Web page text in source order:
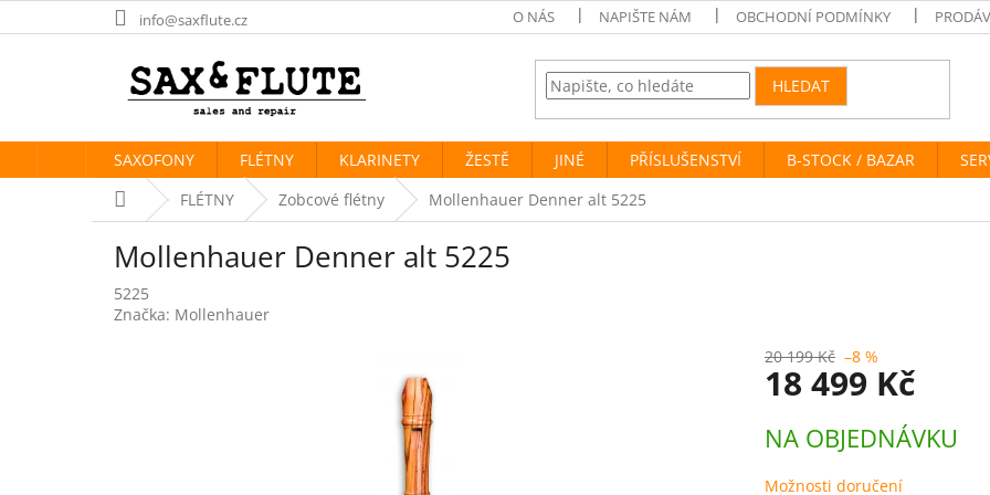
na
info@saxflute.cz O NÁS NAPIŠTE NÁM OBCHODNÍ PODMÍNKY
HLEDAT
SAXOFONY FLÉTNY KLARINETY ŽESTĚ JINÉ PŘÍSLUŠENSTVÍ B-STOCK / BAZAR
Domů FLÉTNY Zobcové flétny Mollenhauer Denner alt 5225
Mollenhauer Denner alt 5225
5225
Značka: Mollenhauer
20 199 Kč –8 %
18 499 Kč
cena:
NA OBJEDNÁVKU
Možnosti doručení